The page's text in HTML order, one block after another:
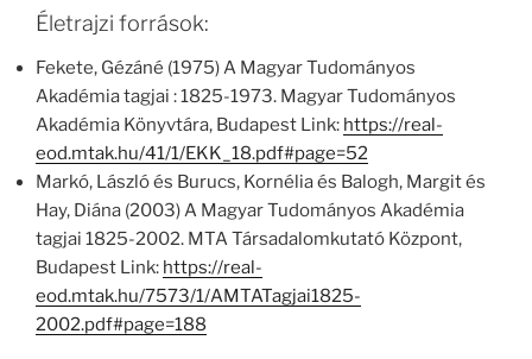
Életrajzi források:
Fekete, Gézáné (1975) A Magyar Tudományos
Akadémia tagjai : 1825-1973. Magyar Tudományos
Akadémia Könyvtára, Budapest Link: https://real-
eod.mtak.hu/41/1/EKK_18.pdf#page=52
Markó, László és Burucs, Kornélia és Balogh, Margit és
Hay, Diána (2003) A Magyar Tudományos Akadémia
tagjai 1825-2002. MTA Társadalomkutató Központ,
Budapest Link: https://real-
eod.mtak.hu/7573/1/AMTATagjai1825-
2002.pdf#page=188